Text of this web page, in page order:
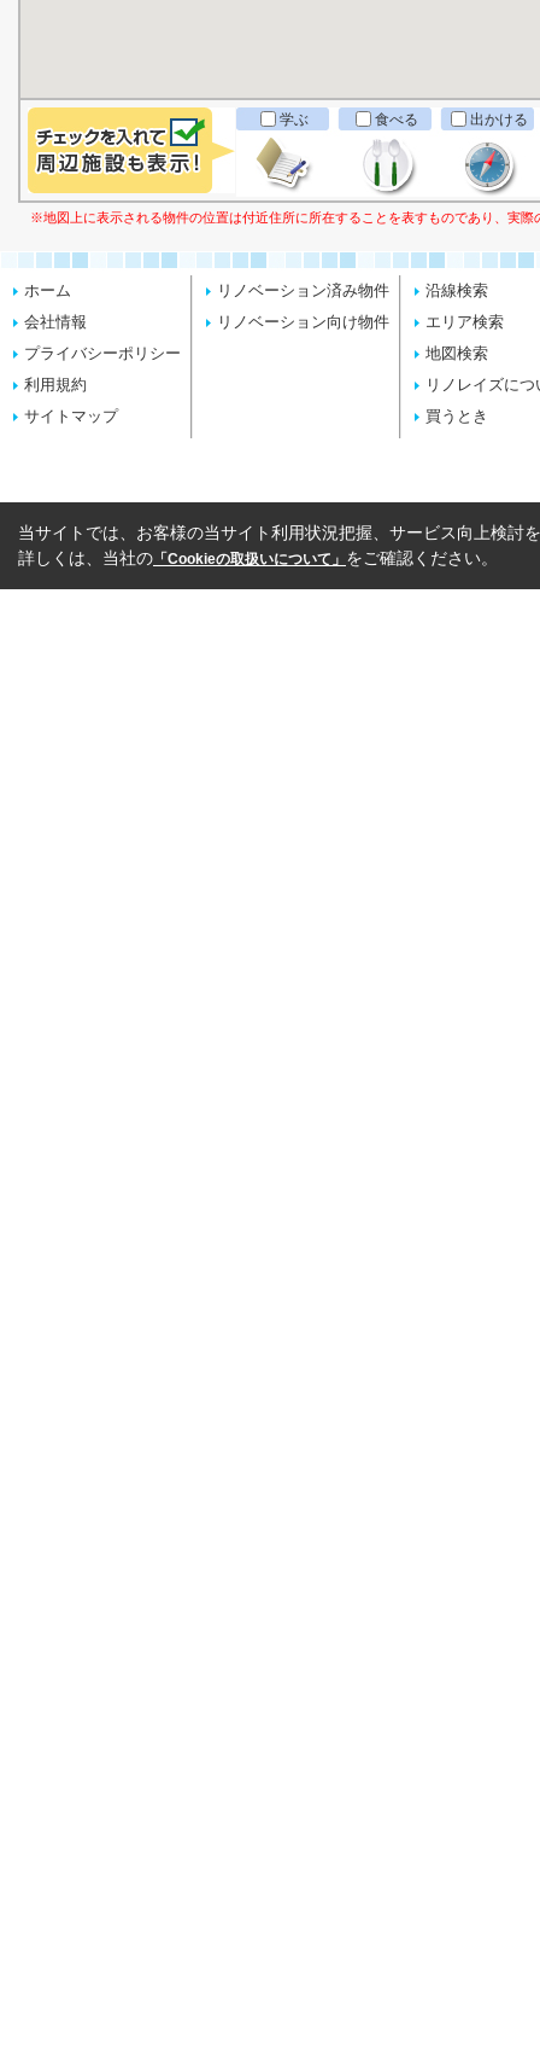
学ぶ 食べる 出かける
※地図上に表示される物件の位置は付近住所に所在することを表すものであり、実
ホーム
会社情報
プライバシーポリシー
利用規約
サイトマップ
リノベーション済み物件
リノベーション向け物件
沿線検索
エリア検索
地図検索
リノレイズにつ
買うとき
当サイトでは、お客様の当サイト利用状況把握、サービス向上検討
詳しくは、当社の 「Cookieの取扱いについて」 をご確認ください。